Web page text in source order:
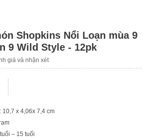
Shopkins Nổi Loạn mùa 9
9 Wild Style - 12pk
giá và nhận xét
x 4,06x 7,4 cm
– 15 tuổi